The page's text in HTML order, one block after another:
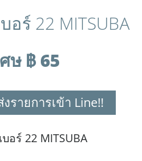
อร์ 22 MITSUBA
ษ ฿ 65
งรายการเข้า Line!!
อร์ 22 MITSUBA